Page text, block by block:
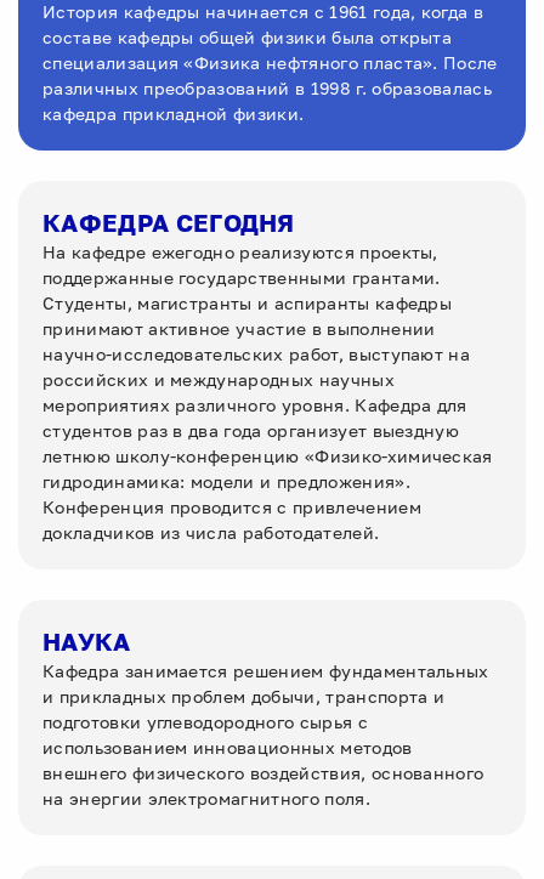
История кафедры начинается с 1961 года, когда в
составе кафедры общей физики была открыта
специализация «Физика нефтяного пласта». После
различных преобразований в 1998 г. образовалась
кафедра прикладной физики.
КАФЕДРА СЕГОДНЯ
На кафедре ежегодно реализуются проекты,
поддержанные государственными грантами.
Студенты, магистранты и аспиранты кафедры
принимают активное участие в выполнении
научно-исследовательских работ, выступают на
российских и международных научных
мероприятиях различного уровня. Кафедра для
студентов раз в два года организует выездную
летнюю школу-конференцию «Физико-химическая
гидродинамика: модели и предложения».
Конференция проводится с привлечением
докладчиков из числа работодателей.
НАУКА
Кафедра занимается решением фундаментальных
и прикладных проблем добычи, транспорта и
подготовки углеводородного сырья с
использованием инновационных методов
внешнего физического воздействия, основанного
на энергии электромагнитного поля.